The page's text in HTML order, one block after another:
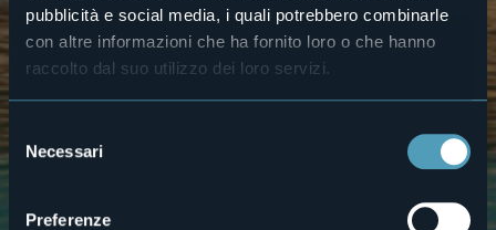
pubblicità e social media, i quali potrebbero combinarle
con altre informazioni che ha fornito loro o che hanno
raccolto dal suo utilizzo dei loro servizi.
delNecessari
Preferenze